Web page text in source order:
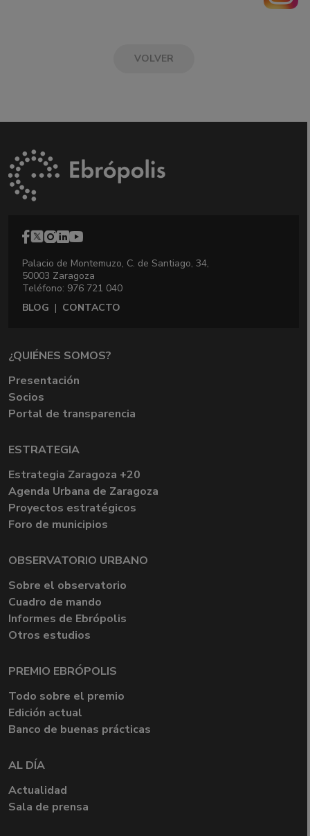
VOLVER
Palacio de Montemuzo, C. de Santiago, 34,
50003 Zaragoza
Teléfono: 976 721 040
BLOG | CONTACTO
¿QUIÉNES SOMOS?
Presentación
Socios
Portal de transparencia
ESTRATEGIA
Estrategia Zaragoza +20
Agenda Urbana de Zaragoza
Proyectos estratégicos
Foro de municipios
OBSERVATORIO URBANO
Sobre el observatorio
Cuadro de mando
Informes de Ebrópolis
Otros estudios
PREMIO EBRÓPOLIS
Todo sobre el premio
Edición actual
Banco de buenas prácticas
AL DÍA
Actualidad
Sala de prensa